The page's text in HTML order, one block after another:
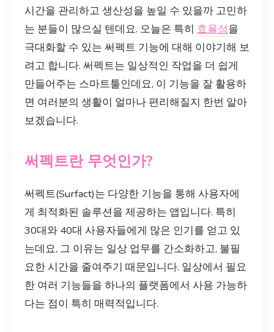
시간을 관리하고 생산성을 높일 수 있을까 고민하
는 분들이 많으실 텐데요. 오늘은 특히 효율성을
극대화할 수 있는 써펙트 기능에 대해 이야기해 보
려고 합니다. 써펙트는 일상적인 작업을 더 쉽게
만들어주는 스마트툴인데요, 이 기능을 잘 활용하
면 여러분의 생활이 얼마나 편리해질지 한번 알아
보겠습니다.
써펙트란 무엇인가?
써펙트(Surfact)는 다양한 기능을 통해 사용자에
게 최적화된 솔루션을 제공하는 앱입니다. 특히
30대와 40대 사용자들에게 많은 인기를 얻고 있
는데요, 그 이유는 일상 업무를 간소화하고, 불필
요한 시간을 줄여주기 때문입니다. 일상에서 필요
한 여러 기능들을 하나의 플랫폼에서 사용 가능하
다는 점이 특히 매력적입니다.